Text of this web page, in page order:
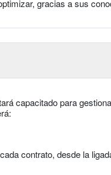
gracias a sus
capacitado para
contrato, desde la